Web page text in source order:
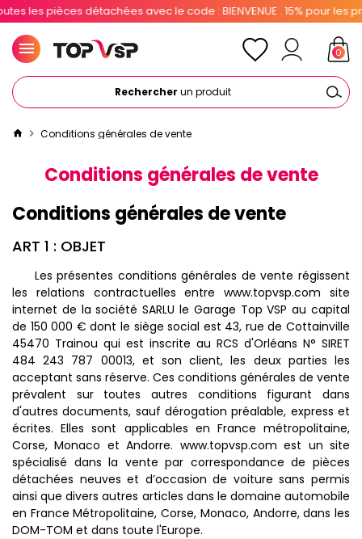
détachées avec le code : BIENVENUE . 15% pour les pros avec
Rechercher un produit
0
Conditions générales de vente
Conditions générales de vente
Conditions générales de vente
ART 1 : OBJET
Les présentes conditions générales de vente régissent
les relations contractuelles entre www.topvsp.com site
internet de la société SARLU le Garage Top VSP au capital
de 150 000 € dont le siège social est 43, rue de Cottainville
45470 Trainou qui est inscrite au RCS d'Orléans N° SIRET
484 243 787 00013, et son client, les deux parties les
acceptant sans réserve. Ces conditions générales de vente
prévalent sur toutes autres conditions figurant dans
d'autres documents, sauf dérogation préalable, express et
écrites. Elles sont applicables en France métropolitaine,
Corse, Monaco et Andorre. www.topvsp.com est un site
spécialisé dans la vente par correspondance de pièces
détachées neuves et d’occasion de voiture sans permis
ainsi que divers autres articles dans le domaine automobile
en France Métropolitaine, Corse, Monaco, Andorre, dans les
DOM-TOM et dans toute l'Europe.